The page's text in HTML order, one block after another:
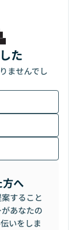
た
ませんでし
方へ
すること
あなたの
いをしま